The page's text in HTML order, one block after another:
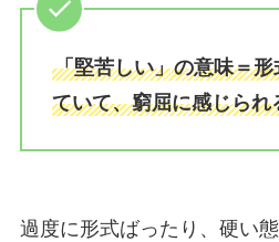
「堅苦しい」の意味＝
ていて、窮屈に感じられ
過度に形式ばったり、硬い